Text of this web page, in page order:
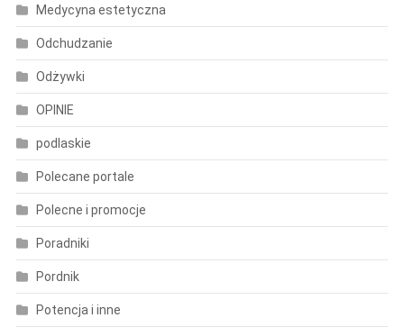
Medycyna estetyczna
Odchudzanie
Odżywki
OPINIE
podlaskie
Polecane portale
Polecne i promocje
Poradniki
Pordnik
Potencja i inne